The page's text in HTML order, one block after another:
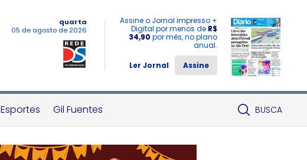
quarta
05 de agosto de 2026
Assine o Jornal impresso +
Digital por menos de R$
34,90 por mês, no plano
anual.
Ler Jornal
Assine
Esportes Gil Fuentes BUSCA